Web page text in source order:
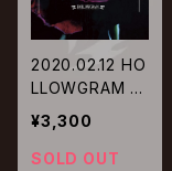
2020.02.12 HO
LLOWGRAM /
Pale Blue Dot
¥3,300
SOLD OUT